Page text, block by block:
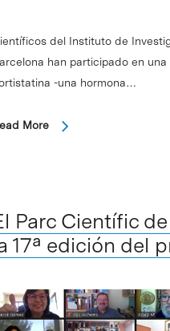
del Instituto de
han participado en
-una hormona…
More
Parc Científic
17ª edición del